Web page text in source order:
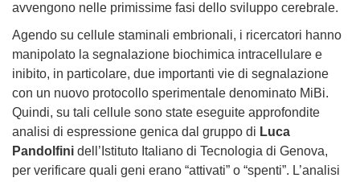
avvengono nelle primissime fasi dello sviluppo cerebrale.
Agendo su cellule staminali embrionali, i ricercatori hanno
manipolato la segnalazione biochimica intracellulare e
inibito, in particolare, due importanti vie di segnalazione
con un nuovo protocollo sperimentale denominato MiBi.
Quindi, su tali cellule sono state eseguite approfondite
analisi di espressione genica dal gruppo di Luca
Pandolfini dell’Istituto Italiano di Tecnologia di Genova,
per verificare quali geni erano “attivati” o “spenti”. L’analisi